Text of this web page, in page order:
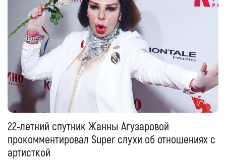
22-летний спутник Жанны Агузаровой
прокомментировал Super слухи об отношениях с
артисткой